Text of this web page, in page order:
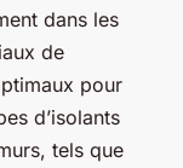
dans les
de
pour
d’isolants
tels que